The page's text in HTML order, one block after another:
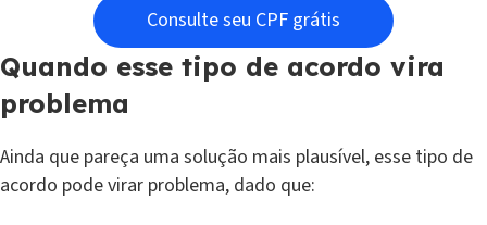
Consulte seu CPF grátis
Quando esse tipo de acordo vira
problema
Ainda que pareça uma solução mais plausível, esse tipo de
acordo pode virar problema, dado que: